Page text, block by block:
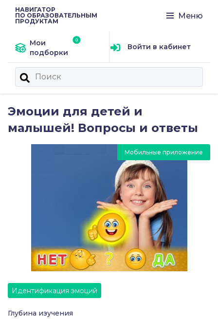
НАВИГАТОР
ПО ОБРАЗОВАТЕЛЬНЫМ
ПРОДУКТАМ
Меню
Мои
подборки
Войти в кабинет
Эмоции для детей и
малышей! Вопросы и ответы
Мобильные приложение
Идентификация эмоций
Глубина изучения